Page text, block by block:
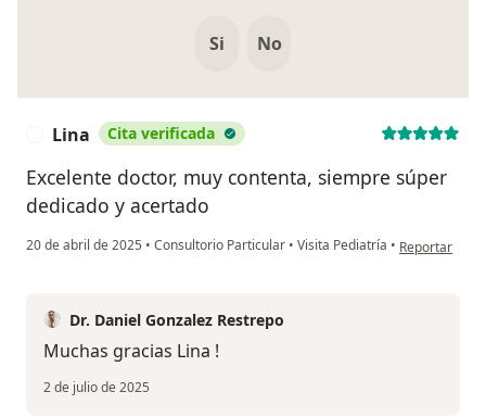
Si No
Lina Cita verificada
Excelente doctor, muy contenta, siempre súper
dedicado y acertado
20 de abril de 2025 • Consultorio Particular • Visita Pediatría • en opinión
Reportar
Dr. Daniel Gonzalez Restrepo
Muchas gracias Lina !
2 de julio de 2025